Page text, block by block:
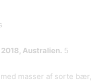
Australien. 5
masser af sorte bær,